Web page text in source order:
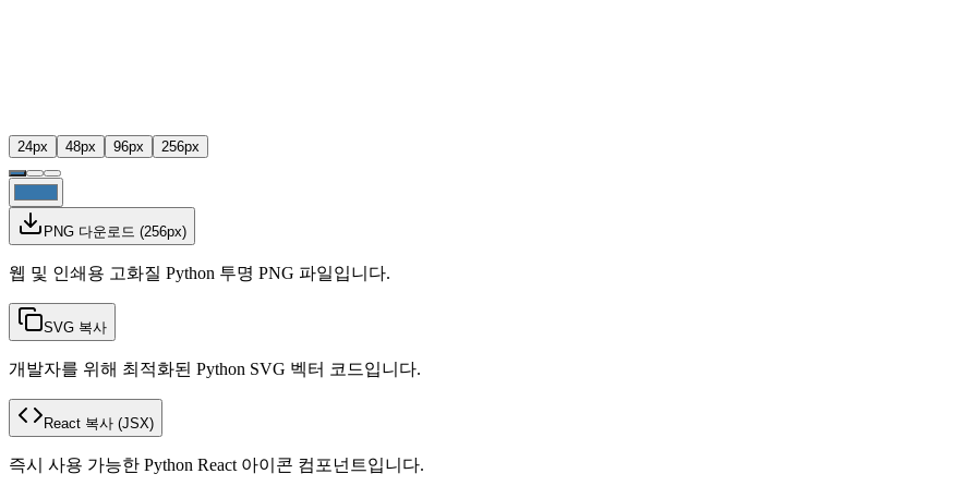
24px 48px 96px 256px
PNG 다운로드 (256px)
웹 및 인쇄용 고화질 Python 투명 PNG 파일입니다.
SVG 복사
개발자를 위해 최적화된 Python SVG 벡터 코드입니다.
React 복사 (JSX)
즉시 사용 가능한 Python React 아이콘 컴포넌트입니다.